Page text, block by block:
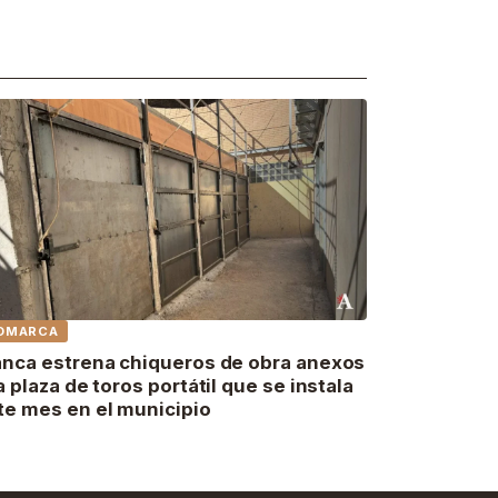
estrena chiqueros de obra anexos
plaza de toros portátil que se instala
mes en el municipio